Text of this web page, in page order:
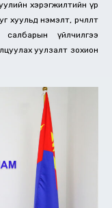
хэрэгжилтийн үр
нэмэлт, өөрчлөлт
салбарын үйлчилгээ
уулзалт зохион